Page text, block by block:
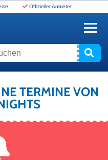
Offizieller Anbieter
TERMINE VON